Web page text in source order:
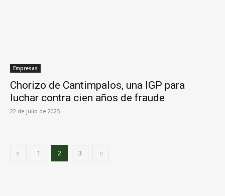
Empresas
Chorizo de Cantimpalos, una IGP para
luchar contra cien años de fraude
22 de julio de 2025
1 2 3